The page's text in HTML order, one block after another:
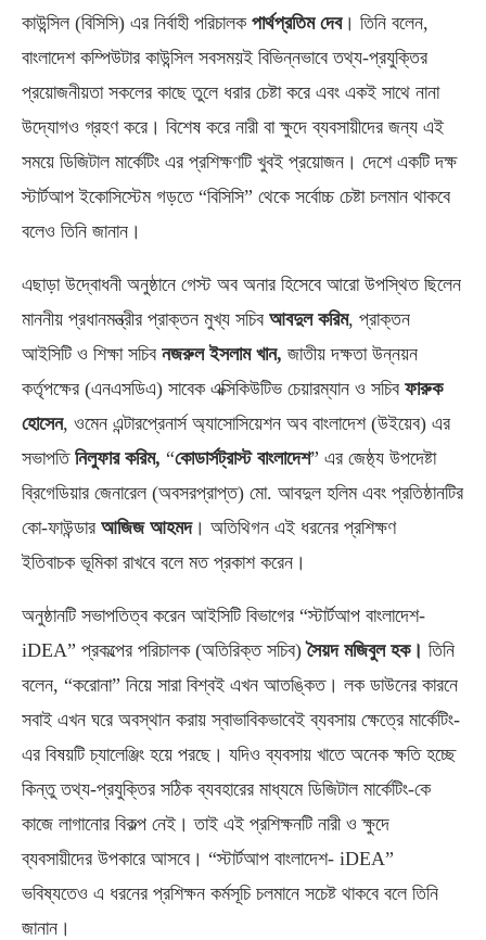
কাউন্সিল (বিসিসি) এর নির্বাহী পরিচালক পার্থপ্রতিম দেব। তিনি বলেন,
বাংলাদেশ কম্পিউটার কাউন্সিল সবসময়ই বিভিন্নভাবে তথ্য-প্রযুক্তির
প্রয়োজনীয়তা সকলের কাছে তুলে ধরার চেষ্টা করে এবং একই সাথে নানা
উদ্যোগও গ্রহণ করে। বিশেষ করে নারী বা ক্ষুদে ব্যবসায়ীদের জন্য এই
সময়ে ডিজিটাল মার্কেটিং এর প্রশিক্ষণটি খুবই প্রয়োজন। দেশে একটি দক্ষ
স্টার্টআপ ইকোসিস্টেম গড়তে “বিসিসি” থেকে সর্বোচ্চ চেষ্টা চলমান থাকবে
বলেও তিনি জানান।
এছাড়া উদ্বোধনী অনুষ্ঠানে গেস্ট অব অনার হিসেবে আরো উপস্থিত ছিলেন
মাননীয় প্রধানমন্ত্রীর প্রাক্তন মুখ্য সচিব আবদুল করিম, প্রাক্তন
আইসিটি ও শিক্ষা সচিব নজরুল ইসলাম খান, জাতীয় দক্ষতা উন্নয়ন
কর্তৃপক্ষের (এনএসডিএ) সাবেক এক্সিকিউটিভ চেয়ারম্যান ও সচিব ফারুক
হোসেন, ওমেন এন্টারপ্রেনার্স অ্যাসোসিয়েশন অব বাংলাদেশ (উইয়েব) এর
সভাপতিনিলুফার করিম, “কোডার্সট্রাস্ট বাংলাদেশ” এর জেষ্ঠ্য উপদেষ্টা
ব্রিগেডিয়ার জেনারেল (অবসরপ্রাপ্ত) মো. আবদুল হলিম এবং প্রতিষ্ঠানটির
কো-ফাউন্ডার আজিজ আহমদ। অতিথিগন এই ধরনের প্রশিক্ষণ
ইতিবাচক ভূমিকা রাখবে বলে মত প্রকাশ করেন।
অনুষ্ঠানটি সভাপতিত্ব করেন আইসিটি বিভাগের “স্টার্টআপ বাংলাদেশ-
iDEA” প্রকল্পের পরিচালক (অতিরিক্ত সচিব)সৈয়দ মজিবুল হক। তিনি
বলেন, “করোনা” নিয়ে সারা বিশ্বই এখন আতঙ্কিত। লক ডাউনের কারনে
সবাই এখন ঘরে অবস্থান করায় স্বাভাবিকভাবেই ব্যবসায় ক্ষেত্রে মার্কেটিং-
এর বিষয়টি চ্যালেঞ্জিং হয়ে পরছে। যদিও ব্যবসায় খাতে অনেক ক্ষতি হচ্ছে
কিন্তু তথ্য-প্রযুক্তির সঠিক ব্যবহারের মাধ্যমে ডিজিটাল মার্কেটিং-কে
কাজে লাগানোর বিকল্প নেই। তাই এই প্রশিক্ষনটি নারী ও ক্ষুদে
ব্যবসায়ীদের উপকারে আসবে। “স্টার্টআপ বাংলাদেশ- iDEA”
ভবিষ্যতেও এ ধরনের প্রশিক্ষন কর্মসূচি চলমানে সচেষ্ট থাকবে বলে তিনি
জানান।